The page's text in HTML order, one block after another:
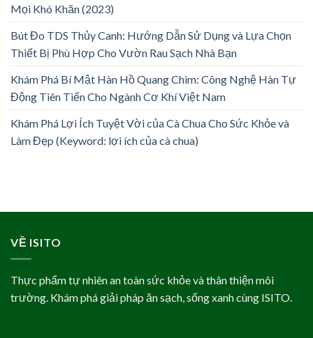
Mọi Khó Khăn (2023)
Bút Đo TDS Thủy Canh: Hướng Dẫn Sử Dụng và Lựa Chọn
Thiết Bị Phù Hợp Cho Vườn Rau Sạch Nhà Bạn
Khám Phá Bí Mật Hàn Hồ Quang Chìm: Công Nghệ Hàn Tự
Động Tiên Tiến Cho Ngành Cơ Khí Việt Nam
Khám Phá Lợi Ích Tuyệt Vời của Cà Chua Cho Sức Khỏe và
Làm Đẹp (Keyword: lợi ích của cà chua)
VỀ ISITO
Thực phẩm tự nhiên an toàn sức khỏe và thân thiện môi
trường. Khám phá giải pháp ăn sạch, sống xanh cùng ISITO.